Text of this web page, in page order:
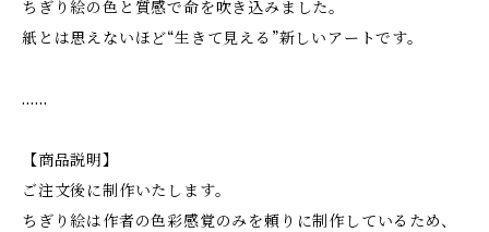
ちぎり絵の色と質感で命を吹き込みました。
紙とは思えないほど“生きて見える”新しいアートです。
……
【商品説明】
ご注文後に制作いたします。
ちぎり絵は作者の色彩感覚のみを頼りに制作しているため、